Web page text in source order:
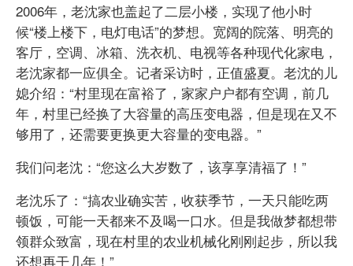
2006年，老沈家也盖起了二层小楼，实现了他小时
候“楼上楼下，电灯电话”的梦想。宽阔的院落、明亮的
客厅，空调、冰箱、洗衣机、电视等各种现代化家电，
老沈家都一应俱全。记者采访时，正值盛夏。老沈的儿
媳介绍：“村里现在富裕了，家家户户都有空调，前几
年，村里已经换了大容量的高压变电器，但是现在又不
够用了，还需要更换更大容量的变电器。”
我们问老沈：“您这么大岁数了，该享享清福了！”
老沈乐了：“搞农业确实苦，收获季节，一天只能吃两
顿饭，可能一天都来不及喝一口水。但是我做梦都想带
领群众致富，现在村里的农业机械化刚刚起步，所以我
还想再干几年！”